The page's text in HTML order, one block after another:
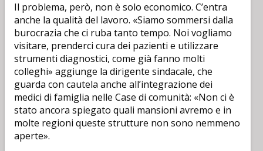
Il problema, però, non è solo economico. C’entra
anche la qualità del lavoro. «Siamo sommersi dalla
burocrazia che ci ruba tanto tempo. Noi vogliamo
visitare, prenderci cura dei pazienti e utilizzare
strumenti diagnostici, come già fanno molti
colleghi» aggiunge la dirigente sindacale, che
guarda con cautela anche all’integrazione dei
medici di famiglia nelle Case di comunità: «Non ci è
stato ancora spiegato quali mansioni avremo e in
molte regioni queste strutture non sono nemmeno
aperte».